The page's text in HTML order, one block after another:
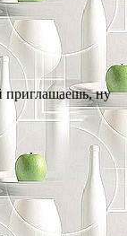
приглашаешь, ну